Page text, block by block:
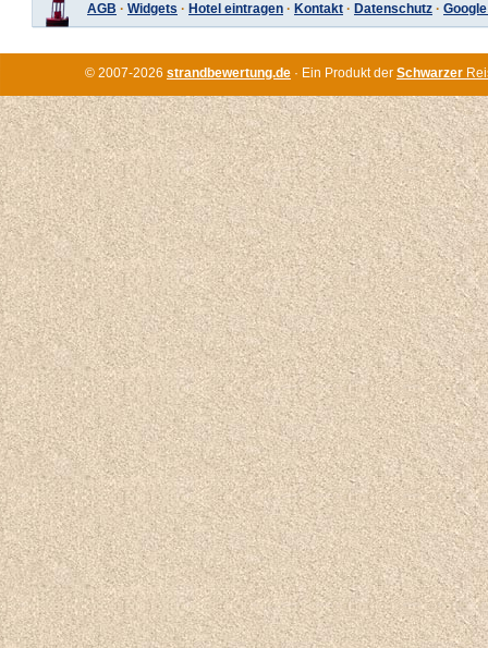
AGB · Widgets · Hotel eintragen · Kontakt · Datenschutz ·
© 2007-2026 strandbewertung.de · Ein Produkt der Schwarzer